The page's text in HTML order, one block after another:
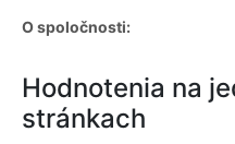
O spoločnosti:
Hodnotenia na
stránkach